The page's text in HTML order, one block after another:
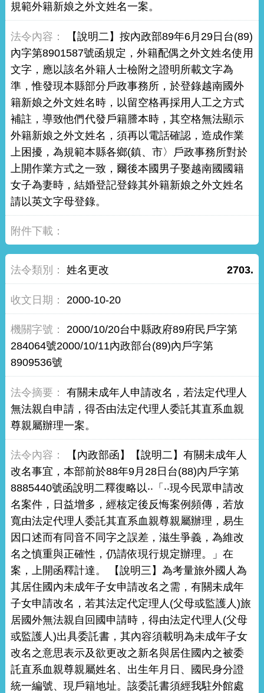
規範外籍新娘之外文姓名一案。
【說明二】按內政部89年6月29日台(89)
內字第8901587號函規定，外籍配偶之外文姓名使用
文字，應以該名外籍人士檢附之證明所載文字為
準，惟發現本縣部分戶政事務所，於登錄越南國外
籍新娘之外文姓名時，以留空格再採用人工之方式
補註，導致他們代發戶籍謄本時，其空格無法顯示
外籍新娘之外文姓名，須再以電話確認，造成作業
上困擾，為規範本縣各鄉(鎮、市〉戶政事務所對於
上開作業方式之一致，爾後本國男子娶越南國國籍
女子為妻時，結婚登記登錄其外籍新娘之外文姓名
請以英文字母登錄。
2703.
姓名更改
2000-10-20
2000/10/20台中縣政府89府民戶字第
284064號2000/10/11內政部台(89)內戶字第
8909536號
有關未成年人申請改名，若法定代理人
無法親自申請，得否由法定代理人委託其直系血親
尊親屬辦理一案。
【內政部函】【說明二】有關未成年人
改名事宜，本部前於88年9月28日台(88)內戶字第
8885440號函說明二釋復略以‧‧「‧‧現今民眾申請改
名案件，日益增多，經核定後反悔案例頻傳，若放
寬由法定代理人委託其直系血親尊親屬辦理，易生
因口述而有同音不同字之誤差，滋生爭義，為維改
名之慎重與正確性，仍請依現行規定辦理。」在
案，上開函釋計達。 【說明三】為考量旅外國人為
其居住國內未成年子女申請改名之需，有關未成年
子女申請改名，若其法定代定理人(父母或監護人)旅
居國外無法親自回國申請時，得由法定代理人(父母
或監護人)出具委託書，其內容須載明為未成年子女
改名之意思表示及欲更改之新名與居住國內之被委
託直系血親尊親屬姓名、出生年月日、國民身分證
統一編號、現戶籍地址。該委託書須經我駐外館處